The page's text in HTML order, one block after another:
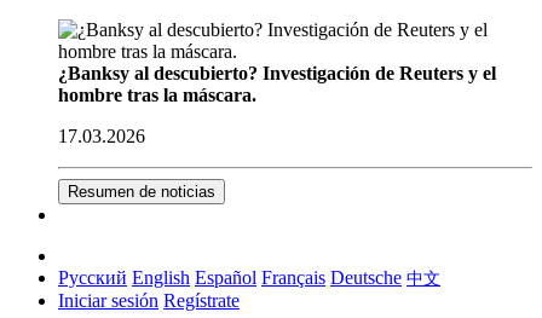
¿Banksy al descubierto? Investigación de Reuters y el
hombre tras la máscara.
17.03.2026
Resumen de noticias
Русский English Español Français Deutsche 中文
Iniciar sesión Regístrate